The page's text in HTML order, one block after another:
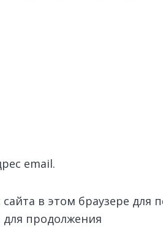
email.
в этом браузере
для продолжения